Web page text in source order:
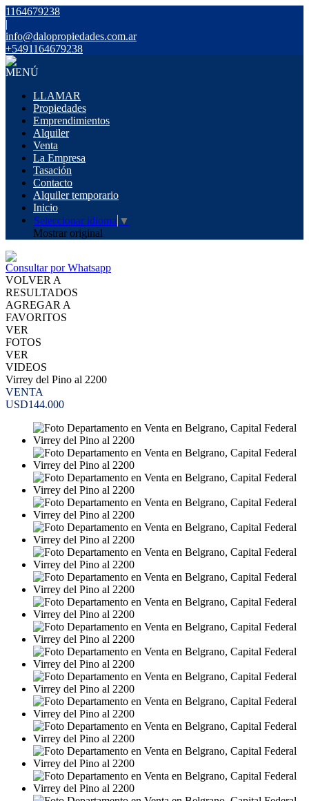
1164679238
|
info@dalopropiedades.com.ar
+5491164679238
MENÚ
LLAMAR
Propiedades
Emprendimientos
Alquiler
Venta
La Empresa
Tasación
Contacto
Alquiler temporario
Inicio
Seleccionar idioma ▼
Mostrar original
Consultar por Whatsapp
VOLVER A
RESULTADOS
AGREGAR A
FAVORITOS
VER
FOTOS
VER
VIDEOS
Virrey del Pino al 2200
VENTA
USD144.000